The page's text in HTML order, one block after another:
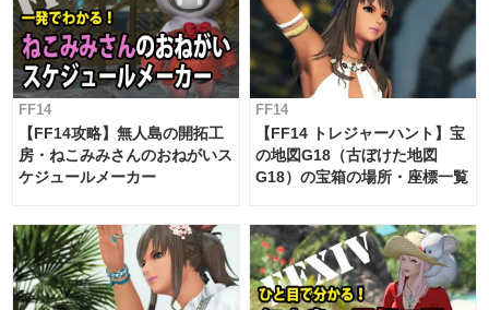
FF14
【FF14攻略】無人島の開拓工
房・ねこみみさんのおねがいス
ケジュールメーカー
FF14
【FF14 トレジャーハント】宝
の地図G18（古ぼけた地図
G18）の宝箱の場所・座標一覧